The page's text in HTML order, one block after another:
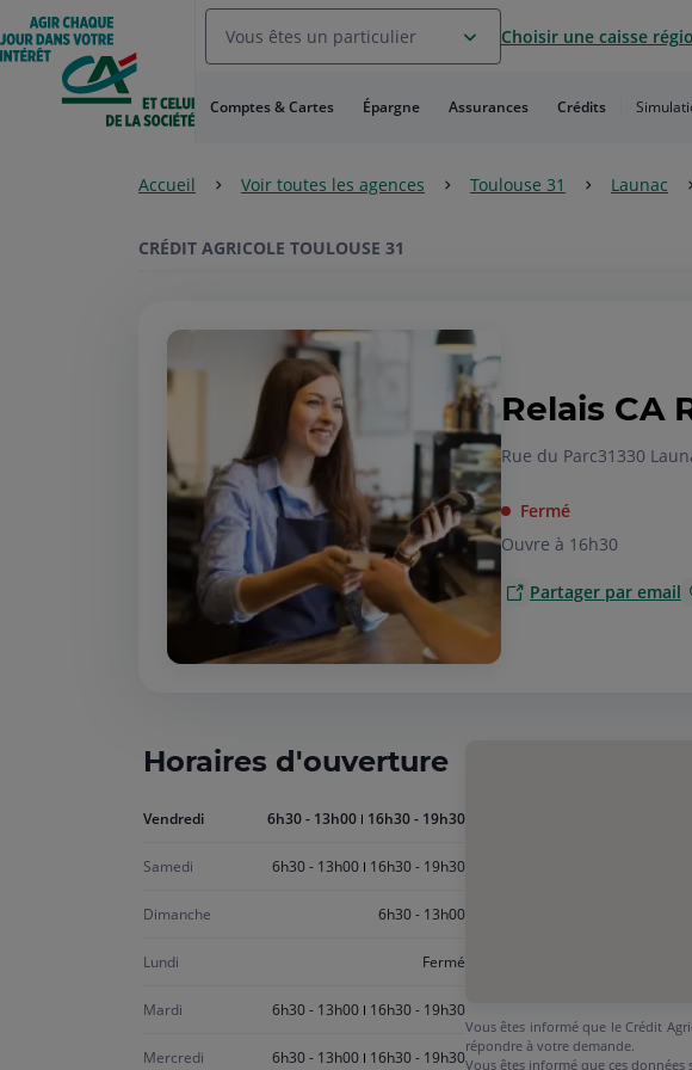
Aller
au
Menu
Aller au
Contenu
Vous êtes un particulier Choisir une caisse
Comptes & Cartes Épargne Assurances Crédits
Accueil Voir toutes les agences Toulouse 31 Launac
CRÉDIT AGRICOLE TOULOUSE 31
Relais CA
Rue du Parc31330
Fermé
Ouvre à 16h30
Partager par email
Horaires d'ouverture
VendrediAujourd'hui6h30 - 13h00 16h30 - 19h30
Samedi 6h30 - 13h00 16h30 - 19h30
Dimanche 6h30 - 13h00
Lundi Fermé
Mardi 6h30 - 13h00 16h30 - 19h30
Mercredi 6h30 - 13h00 16h30 - 19h30
Vous êtes informé que le Crédit
répondre à votre demande.
Vous êtes informé que ces données